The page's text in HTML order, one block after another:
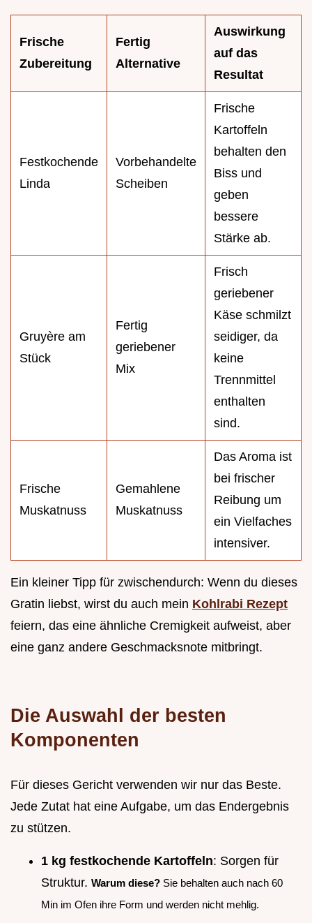
Frische
Zubereitung
Fertig
Alternative
Auswirkung
auf das
Resultat
Festkochende
Linda
Vorbehandelte
Scheiben
Frische
Kartoffeln
behalten den
Biss und
geben
bessere
Stärke ab.
Gruyère am
Stück
Fertig
geriebener
Mix
Frisch
geriebener
Käse schmilzt
seidiger, da
keine
Trennmittel
enthalten
sind.
Frische
Muskatnuss
Gemahlene
Muskatnuss
Das Aroma ist
bei frischer
Reibung um
ein Vielfaches
intensiver.
Ein kleiner Tipp für zwischendurch: Wenn du dieses
Gratin liebst, wirst du auch mein Kohlrabi Rezept
feiern, das eine ähnliche Cremigkeit aufweist, aber
eine ganz andere Geschmacksnote mitbringt.
Die Auswahl der besten
Komponenten
Für dieses Gericht verwenden wir nur das Beste.
Jede Zutat hat eine Aufgabe, um das Endergebnis
zu stützen.
1 kg festkochende Kartoffeln: Sorgen für
Struktur. Warum diese? Sie behalten auch nach 60
Min im Ofen ihre Form und werden nicht mehlig.